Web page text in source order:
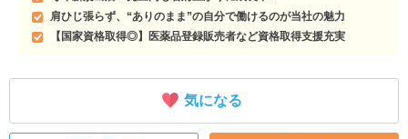
肩ひじ張らず、“ありのまま”の自分で働けるのが当社の魅力
【国家資格取得◎】医薬品登録販売者など資格取得支援充実
気になる